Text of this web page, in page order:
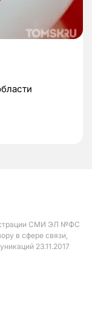
СМИ ЭЛ №ФС
в сфере связи,
23.11.2017